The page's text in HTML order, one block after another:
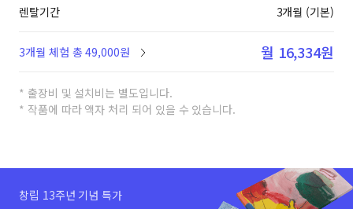
렌탈기간 3개월 (기본)
3개월 체험 총 49,000원 월 16,334원
* 출장비 및 설치비는 별도입니다.
* 작품에 따라 액자 처리 되어 있을 수 있습니다.
창립 13주년 기념 특가